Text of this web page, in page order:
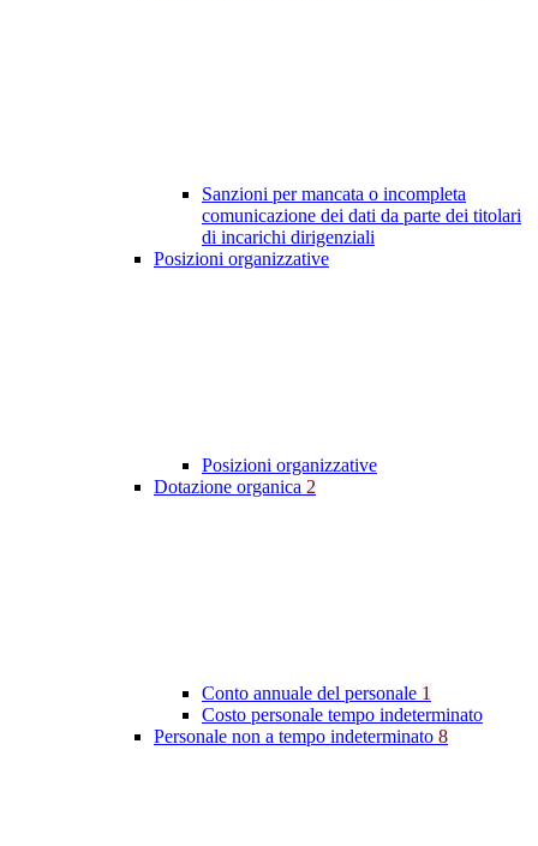
Sanzioni per mancata o incompleta
comunicazione dei dati da parte dei titolari
di incarichi dirigenziali
Posizioni organizzative
Posizioni organizzative
Dotazione organica 2
Conto annuale del personale 1
Costo personale tempo indeterminato
Personale non a tempo indeterminato 8